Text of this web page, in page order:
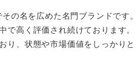
の名を広めた名門ブランドです。
高く評価され続けております。
り、状態や市場価値をしっかりと